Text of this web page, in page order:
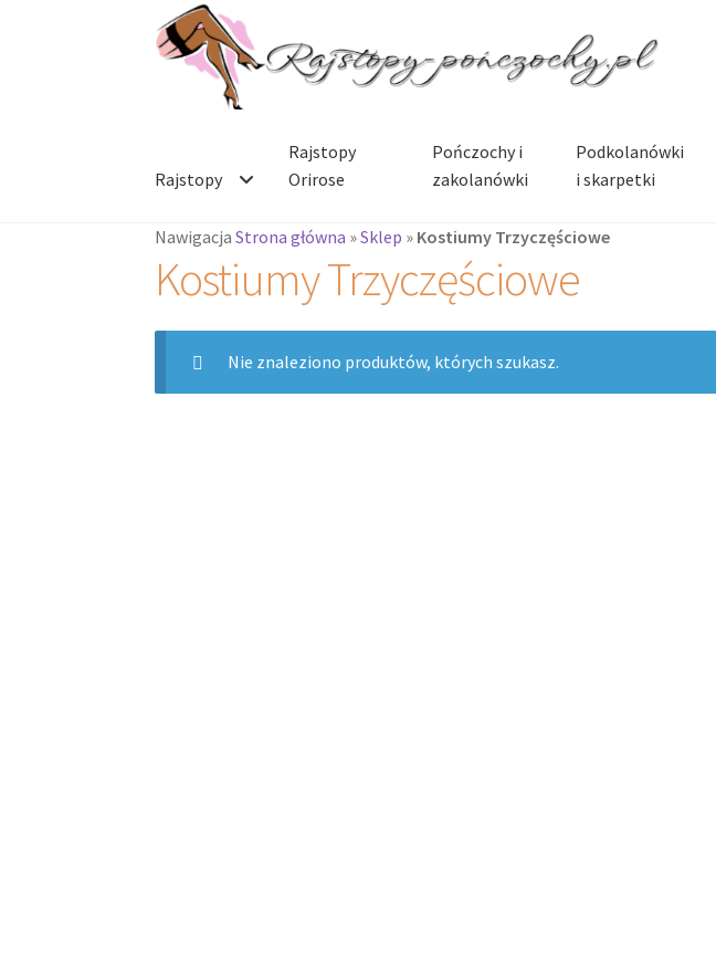
Przejdź
do
nawigacji
Przejdź
do
treści
Rajstopy
Rajstopy
Orirose
Pończochy i
zakolanówki
Podkolanówki
i skarpetki
NawigacjaStrona główna »Sklep » Kostiumy Trzyczęściowe
Kostiumy Trzyczęściowe
Nie znaleziono produktów, których szukasz.